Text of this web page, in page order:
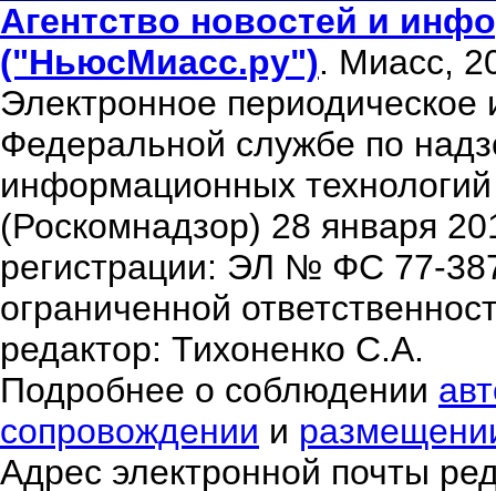
Агентство новостей и
("НьюсМиасс.ру"). Миасс,
Электронное периодическое
Федеральной службе по
информационных
(Роскомнадзор) 28 января
регистрации: ЭЛ № ФС 77-
ограниченной
редактор: Тихоненко С.А.
Подробнее о соблюдении
сопровождении и
Адрес электронной почты